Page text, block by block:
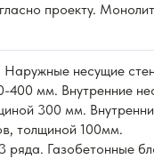
проекту.
Наружные несущие
400 мм. Внутренние
300 мм.
толщиной 100мм.
ряда. Газобетонные